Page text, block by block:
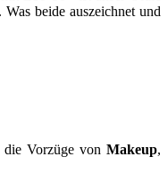
beide auszeichnet und
die Vorzüge vonMakeup,